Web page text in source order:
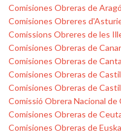
Comisiones Obreras de
Comisiones Obreres
Comissions Obreres de les
Comisiones Obreras de
Comisiones Obreras de
Comisiones Obreras de
Comisiones Obreras de
Comissió Obrera Nacional de
Comisiones Obreras de
Comisiones Obreras de